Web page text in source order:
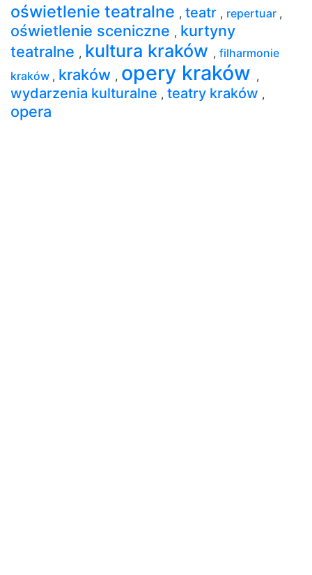
oświetlenie teatralne , teatr , repertuar ,
oświetlenie sceniczne , kurtyny
teatralne , kultura kraków , filharmonie
kraków , kraków , opery kraków ,
wydarzenia kulturalne , teatry kraków ,
opera